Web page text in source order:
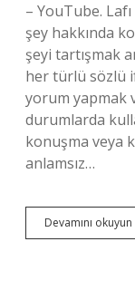
– YouTube.
şey hakkında
şeyi tartışmak
her türlü sözlü
yorum yapmak
durumlarda
konuşma veya
anlamsız…
Devamını okuyun